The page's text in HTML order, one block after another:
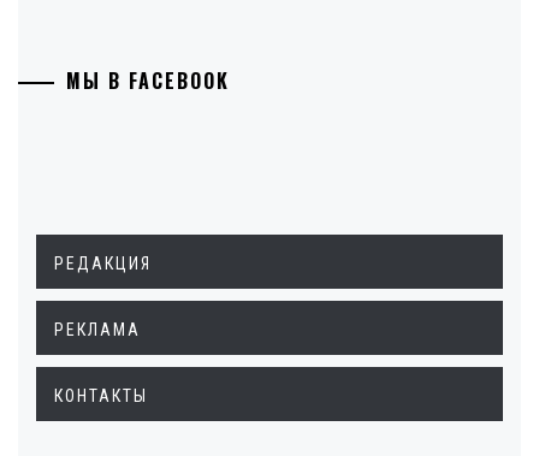
МЫ В FACEBOOK
РЕДАКЦИЯ
РЕКЛАМА
КОНТАКТЫ